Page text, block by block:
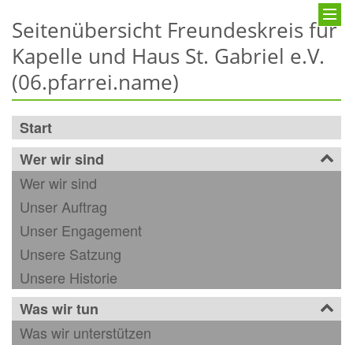
Seitenübersicht Freundeskreis für
Kapelle und Haus St. Gabriel e.V.
(06.pfarrei.name)
Start
Wer wir sind
Wer wir sind
Unser Auftrag
Unser Engagement
Unsere Satzung
Unsere Historie
Was wir tun
Was wir unterstützen